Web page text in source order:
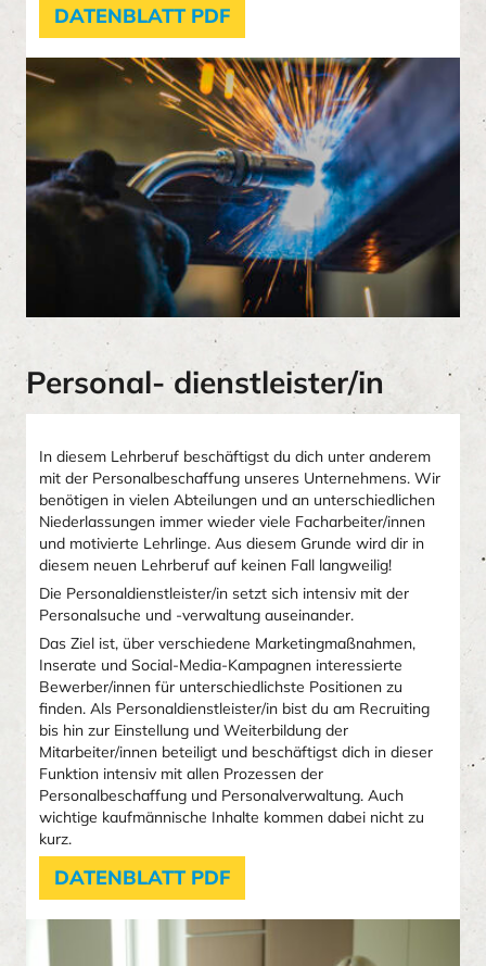
DATENBLATT PDF
Personal- dienstleister/in
In diesem Lehrberuf beschäftigst du dich unter anderem
mit der Personalbeschaffung unseres Unternehmens. Wir
benötigen in vielen Abteilungen und an unterschiedlichen
Niederlassungen immer wieder viele Facharbeiter/innen
und motivierte Lehrlinge. Aus diesem Grunde wird dir in
diesem neuen Lehrberuf auf keinen Fall langweilig!
Die Personaldienstleister/in setzt sich intensiv mit der
Personalsuche und -verwaltung auseinander.
Das Ziel ist, über verschiedene Marketingmaßnahmen,
Inserate und Social-Media-Kampagnen interessierte
Bewerber/innen für unterschiedlichste Positionen zu
finden. Als Personaldienstleister/in bist du am Recruiting
bis hin zur Einstellung und Weiterbildung der
Mitarbeiter/innen beteiligt und beschäftigst dich in dieser
Funktion intensiv mit allen Prozessen der
Personalbeschaffung und Personalverwaltung. Auch
wichtige kaufmännische Inhalte kommen dabei nicht zu
kurz.
DATENBLATT PDF